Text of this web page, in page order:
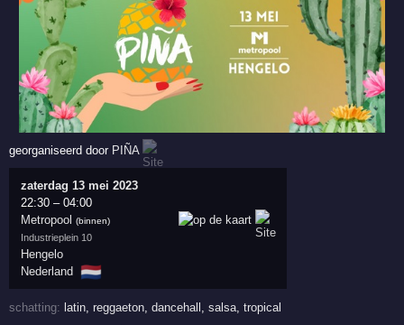
georganiseerd door PIÑA
zaterdag 13 mei 2023
22:30 –04:00
Metropool
(binnen)
Industrieplein 10
Hengelo
Nederland
🇳🇱
schatting:latin ,reggaeton ,dancehall ,salsa ,tropical